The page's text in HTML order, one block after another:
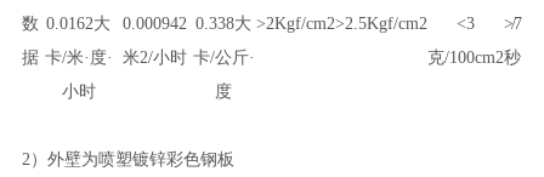
数
据
0.0162大
卡/米·度·
小时
0.000942
米2/小时
0.338大
卡/公斤·
度
>2Kgf/cm2>2.5Kgf/cm2
<3
克/100cm2
≯7
秒
2）外壁为喷塑镀锌彩色钢板